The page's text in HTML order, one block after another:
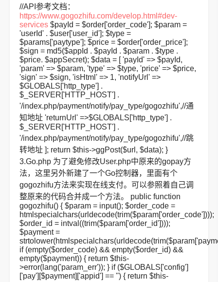
//API参考文档：
https://www.gogozhifu.com/develop.html#dev-
services $payId = $order['order_code']; $param =
'userId' . $user['user_id']; $type =
$params['paytype']; $price = $order['order_price'];
$sign = md5($appId . $payId . $param . $type .
$price. $appSecret); $data = [ 'payId' => $payId,
'param' => $param, 'type' => $type, 'price' => $price,
'sign' => $sign, 'isHtml' => 1, 'notifyUrl' =>
$GLOBALS['http_type'] .
$_SERVER['HTTP_HOST'] .
'/index.php/payment/notify/pay_type/gogozhifu',//通
知地址 'returnUrl' =>$GLOBALS['http_type'] .
$_SERVER['HTTP_HOST'] .
'/index.php/payment/notify/pay_type/gogozhifu',//跳
转地址 ]; return $this->ggPost($url, $data); }
3.Go.php 为了避免修改User.php中原来的gopay方
法，这里另外新建了一个Go控制器，里面有个
gogozhifu方法来实现在线支付。可以参照着自己调
整原来的代码合并成一个方法。 public function
gogozhifu() { $param = input(); $order_code =
htmlspecialchars(urldecode(trim($param['order_code'])));
$order_id = intval((trim($param['order_id'])));
$payment =
if (empty($order_code) && empty($order_id) &&
empty($payment)) { return $this-
>error(lang('param_err')); } if ($GLOBALS['config']
['pay'][$payment]['appid'] == '') { return $this-